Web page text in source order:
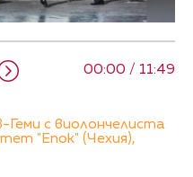
00:00 / 11:49
с виолончелиста
"Епок" (Чехия),